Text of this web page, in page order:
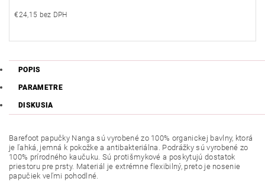
€24,15 bez DPH
POPIS
PARAMETRE
DISKUSIA
Barefoot papučky Nanga sú vyrobené zo 100% organickej bavlny, ktorá
je ľahká, jemná k pokožke a antibakteriálna. Podrážky sú vyrobené zo
100% prírodného kaučuku. Sú protišmykové a poskytujú dostatok
priestoru pre prsty. Materiál je extrémne flexibilný, preto je nosenie
papučiek veľmi pohodlné.